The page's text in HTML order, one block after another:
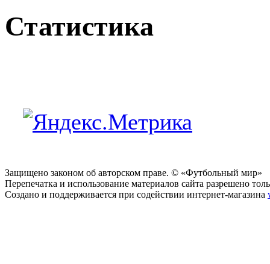
Статистика
Защищено законом об авторском праве. © «Футбольный мир»
Перепечатка и использование материалов сайта разрешено
Создано и поддерживается при содействии интернет-магазина